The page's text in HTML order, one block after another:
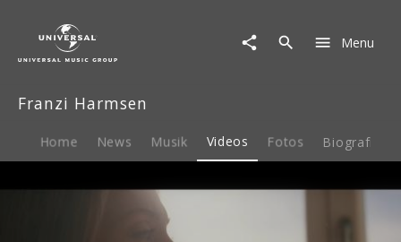
Harmsen
Video
Dein
Menu
Franzi Harmsen
Home News Musik Videos Fotos Biografie